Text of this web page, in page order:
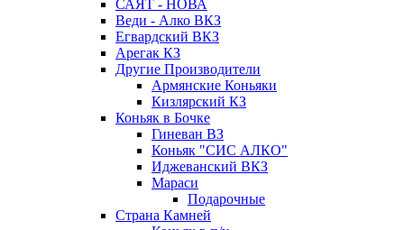
САЯТ - НОВА
Веди - Алко ВКЗ
Егвардский ВКЗ
Арегак КЗ
Другие Производители
Армянские Коньяки
Кизлярский КЗ
Коньяк в Бочке
Гиневан ВЗ
Коньяк "СИС АЛКО"
Иджеванский ВКЗ
Мараси
Подарочные
Страна Камней